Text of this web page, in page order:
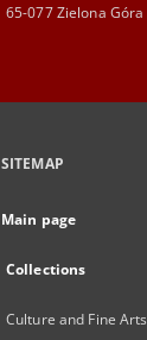
65-077 Zielona Góra
SITEMAP
Main page
Collections
Culture and Fine Arts